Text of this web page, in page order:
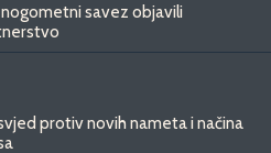
savez objavili
protiv novih nameta i načina